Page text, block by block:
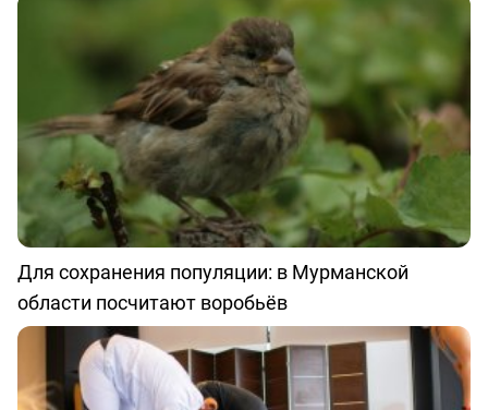
Для сохранения популяции: в Мурманской
области посчитают воробьёв